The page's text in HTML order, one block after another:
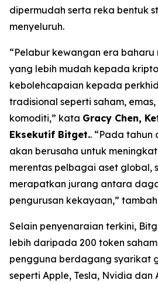
dipermudah serta reka bentuk
menyeluruh.
“Pelabur kewangan era baharu
yang lebih mudah kepada
kebolehcapaian kepada
tradisional seperti saham,
komoditi,” kata Gracy Chen,
Eksekutif Bitget.. “Pada
akan berusaha untuk
merentas pelbagai aset global,
merapatkan jurang antara
pengurusan kekayaan,”
Selain penyenaraian terkini,
lebih daripada 200 token
pengguna berdagang syarikat
seperti Apple, Tesla, Nvidia dan